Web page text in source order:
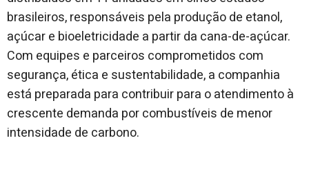
brasileiros, responsáveis pela produção de etanol,
açúcar e bioeletricidade a partir da cana-de-açúcar.
Com equipes e parceiros comprometidos com
segurança, ética e sustentabilidade, a companhia
está preparada para contribuir para o atendimento à
crescente demanda por combustíveis de menor
intensidade de carbono.